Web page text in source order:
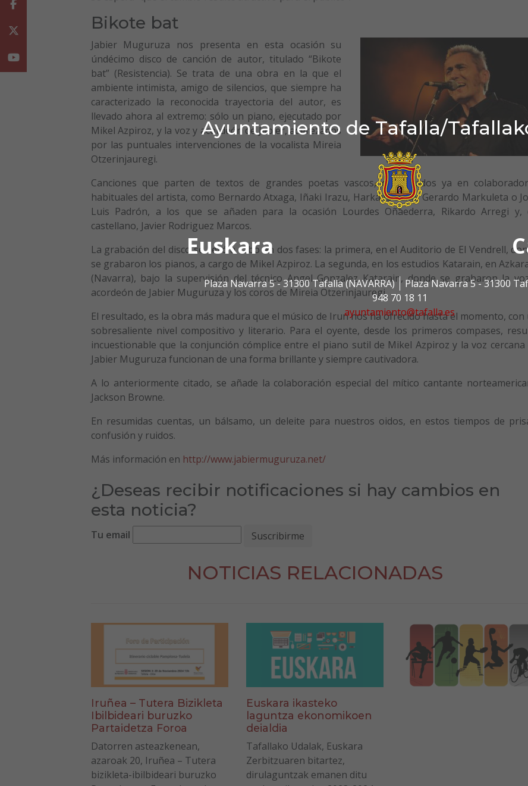
Ayuntamiento de Tafalla/
Euskara
Plaza Navarra 5 - 31300 Tafalla (NAVARRA)
Plaza Navarra 5 - 31300
948 70 18 11
ayuntamiento@tafalla.es
Bikote bat
Jabier Muguruza nos presenta en esta ocasión su
úndécimo disco de canción de autor, titulado “Bikote
bat” (Resistencia). Se trata de una obra en la que el
ambiente intimista, amigo de silencios, que siempre ha
caracterizado la reconocida trayectoria del autor, es
llevado ahora al extremo: sólo un piano, ejecutado por
Mikel Azpiroz, y la voz y acordeón de Jabier, aderezados
por las puntuales intervenciones de la vocalista Mireia
Otzerinjauregi.
Canciones que parten de textos de grandes poetas vascos, constituidos ya en
habituales del artista, como Bernardo Atxaga, Iñaki Irazu, Harkaitz Cano, Gerardo Markuleta o
Luis Padrón, a los que se añaden para la ocasión Lourdes Oñaederra, Rikardo Arregi y,
castellano, Javier Rodriguez Marcos.
La grabación del disco se llevó a cabo en dos fases: la primera, en el Auditorio de El Vendrell,
se grabaron los pianos, a cargo de Mikel Azpiroz. La segunda, en los estudios Katarain, en
(Navarra), bajo la supervisión del técnico Angel Gonzalez Katarain, donde se grabaron la
acordeón de Jabier Muguruza y los coros de Mireia Otzerinjauregi.
El resultado, es la obra más madura que el músico de Irun nos ha ofrecido hasta el momento, con
sobresaliente nivel compositivo y literario. Para el oyente, desde los primeros compases,
incuestionable que la conjunción cómplice entre el piano sutil de Mikel Azpiroz y la voz cercana
Jabier Muguruza funcionan de una forma brillante y siempre cautivadora.
A lo anteriormente citado, se añade la colaboración especial del mítico cantante
Jackson Browne.
En resumidas cuentas, un bálsamo, un deleite para nuestros oidos, en estos tiempos de
confusión y ruidos.
Más información en http://www.jabiermuguruza.net/
¿Deseas recibir notificaciones si hay cambios en
esta noticia?
Tu email
NOTICIAS RELACIONADAS
Iruñea – Tutera Bizikleta
Ibilbideari buruzko
Partaidetza Foroa
Datorren asteazkenean,
azaroak 20, Iruñea – Tutera
bizikleta-ibilbideari buruzko
Euskara ikasteko
laguntza ekonomikoen
deialdia
Tafallako Udalak, Euskara
Zerbitzuaren bitartez,
dirulaguntzak emanen ditu
Facebook
Youtube